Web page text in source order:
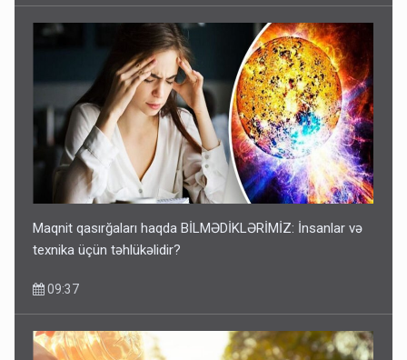
Maqnit qasırğaları haqda BİLMƏDİKLƏRİMİZ: İnsanlar və
texnika üçün təhlükəlidir?
09:37